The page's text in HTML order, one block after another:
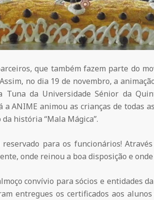
que também fazem parte do
no dia 19 de novembro, a
Tuna da Universidade Sénior da
a ANIME animou as crianças de todas
história “Mala Mágica”.
para os funcionários!
onde reinou a boa disposição e
convívio para sócios e entidades
entregues os certificados aos